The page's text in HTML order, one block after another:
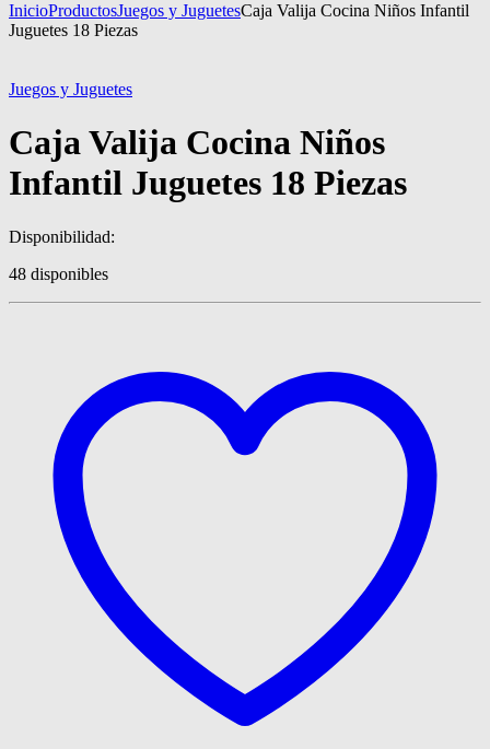
InicioProductosJuegos y JuguetesCaja Valija Cocina Niños Infantil
Juguetes 18 Piezas
Juegos y Juguetes
Caja Valija Cocina Niños
Infantil Juguetes 18 Piezas
Disponibilidad:
48 disponibles